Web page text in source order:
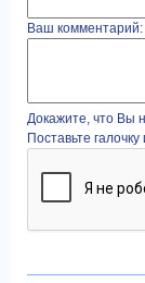
Ваш комментарий:
Докажите, что Вы
Поставьте